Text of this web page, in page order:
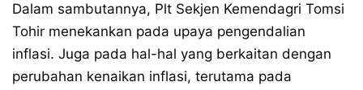
Dalam sambutannya, Plt Sekjen Kemendagri Tomsi
Tohir menekankan pada upaya pengendalian
inflasi. Juga pada hal-hal yang berkaitan dengan
perubahan kenaikan inflasi, terutama pada